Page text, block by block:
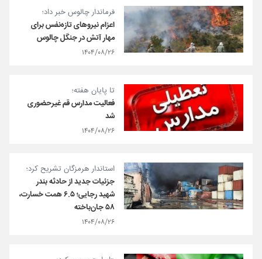
فرماندار چالوس خبر داد؛
اعزام نیروهای تازه‌نفس برای
مهار آتش در جنگل چالوس
۱۴۰۴/۰۸/۲۶
تا پایان هفته؛
فعالیت مدارس قم غیرحضوری
شد
۱۴۰۴/۰۸/۲۶
استاندار هرمزگان تشریح کرد؛
جزئیات جدید از حادثه بندر
شهید رجایی؛ ۶.۵ همت خسارت،
۵۸ جان‌باخته
۱۴۰۴/۰۸/۲۶